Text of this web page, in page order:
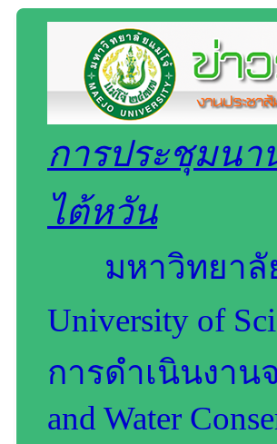
การประชุมนา
ไต้หวัน
มหาวิทยาลั
University of
การดำเนินงานจ
and Water